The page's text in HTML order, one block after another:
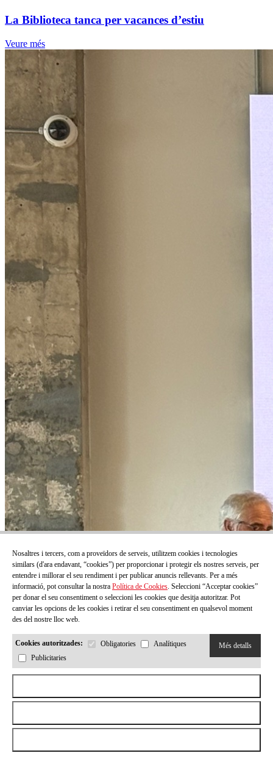
La Biblioteca tanca per vacances d’estiu
Veure més
Nosaltres i tercers, com a proveïdors de serveis, utilitzem cookies i tecnologies
similars (d'ara endavant, “cookies”) per proporcionar i protegir els nostres serveis, per
entendre i millorar el seu rendiment i per publicar anuncis rellevants. Per a més
informació, pot consultar la nostra Política de Cookies. Seleccioni “Acceptar cookies”
per donar el seu consentiment o seleccioni les cookies que desitja autoritzar. Pot
canviar les opcions de les cookies i retirar el seu consentiment en qualsevol moment
des del nostre lloc web.
Cookies autoritzades: Obligatories
Analítiques
Publicitaries
Més detalls